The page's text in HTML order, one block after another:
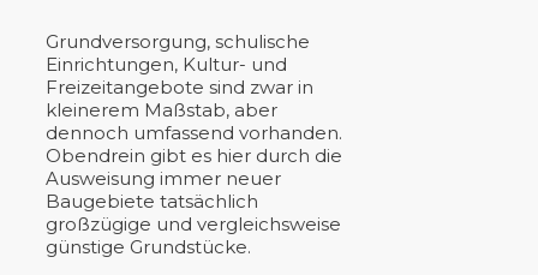
Grundversorgung, schulische
Einrichtungen, Kultur- und
Freizeitangebote sind zwar in
kleinerem Maßstab, aber
dennoch umfassend vorhanden.
Obendrein gibt es hier durch die
Ausweisung immer neuer
Baugebiete tatsächlich
großzügige und vergleichsweise
günstige Grundstücke.